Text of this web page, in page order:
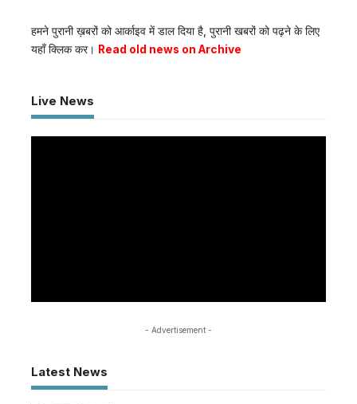
हमने पुरानी ख़बरों को आर्काइव में डाल दिया है, पुरानी खबरों को पढ़ने के लिए
यहाँ क्लिक कर। Read old news on Archive
Live News
- Advertisement -
Latest News